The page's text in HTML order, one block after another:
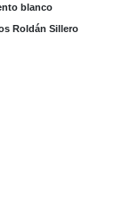
blanco
Roldán Sillero